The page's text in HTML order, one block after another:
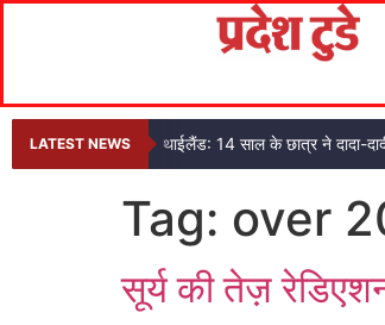
LATEST NEWS थाईलैंड: 14 साल के छात्र ने दादा-
Tag: over
सूर्य की तेज़